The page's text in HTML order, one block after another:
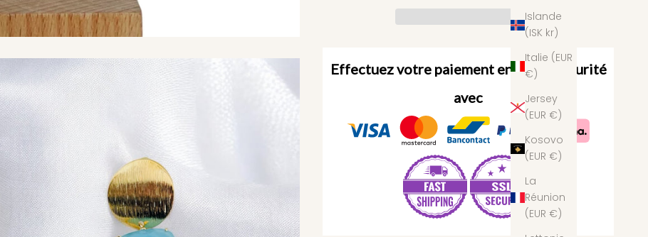
Islande
(ISK kr)
Italie (EUR
€)
Jersey
(EUR €)
Kosovo
(EUR €)
La
Réunion
(EUR €)
Effectuez votre paiement en toute sécurité
avec